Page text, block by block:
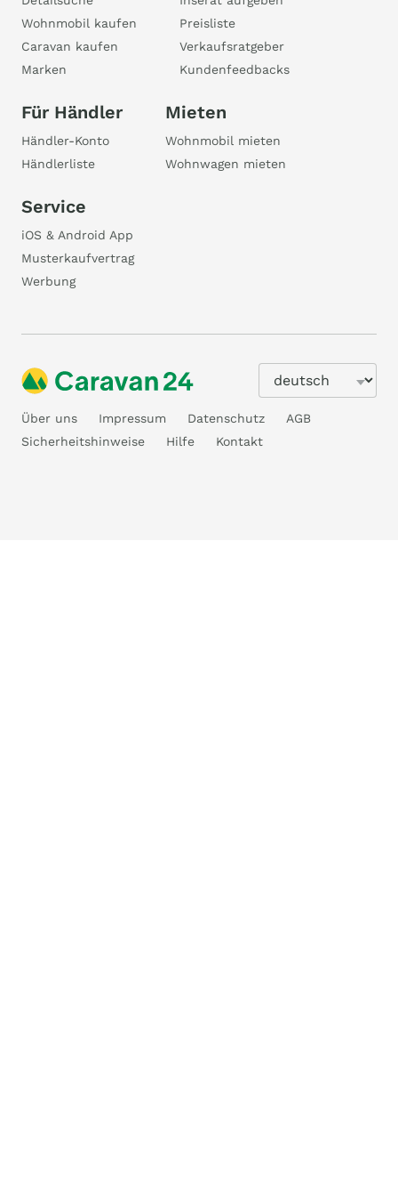
Wohnmobil kaufen
Caravan kaufen
Marken
Preisliste
Verkaufsratgeber
Kundenfeedbacks
Für Händler
Händler-Konto
Händlerliste
Mieten
Wohnmobil mieten
Wohnwagen mieten
Service
iOS & Android App
Musterkaufvertrag
Werbung
Über uns Impressum Datenschutz
AGB
Sicherheitshinweise
Hilfe Kontakt